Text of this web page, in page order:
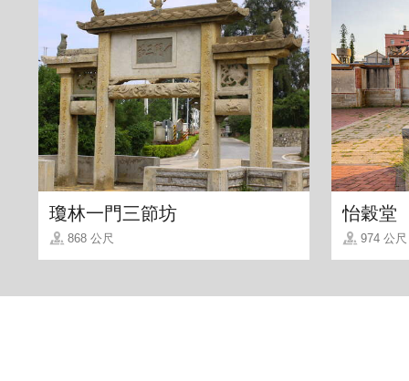
瓊林一門三節坊
868 公尺
怡穀堂
974 公尺